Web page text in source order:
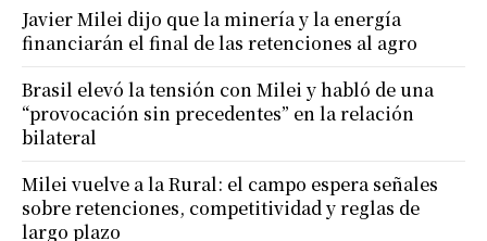
Javier Milei dijo que la minería y la energía
financiarán el final de las retenciones al agro
Brasil elevó la tensión con Milei y habló de una
“provocación sin precedentes” en la relación
bilateral
Milei vuelve a la Rural: el campo espera señales
sobre retenciones, competitividad y reglas de
largo plazo